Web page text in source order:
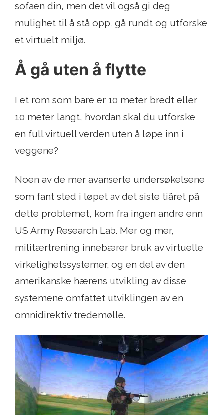
sofaen din, men det vil også gi deg
mulighet til å stå opp, gå rundt og utforske
et virtuelt miljø.
Å gå uten å flytte
I et rom som bare er 10 meter bredt eller
10 meter langt, hvordan skal du utforske
en full virtuell verden uten å løpe inn i
veggene?
Noen av de mer avanserte undersøkelsene
som fant sted i løpet av det siste tiåret på
dette problemet, kom fra ingen andre enn
US Army Research Lab. Mer og mer,
militærtrening innebærer bruk av virtuelle
virkelighetssystemer, og en del av den
amerikanske hærens utvikling av disse
systemene omfattet utviklingen av en
omnidirektiv tredemølle.